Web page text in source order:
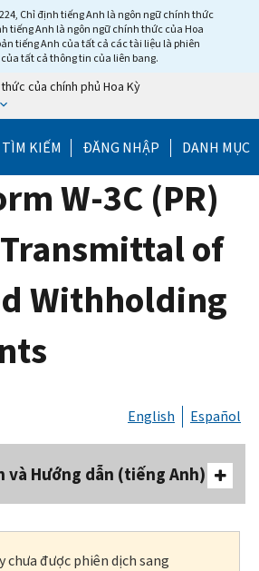
Chỉ định tiếng Anh là ngôn ngữ chính thức
tiếng Anh là ngôn ngữ chính thức của Hoa
tiếng Anh của tất cả các tài liệu là phiên
tất cả thông tin của liên bang.
của chính phủ Hoa Kỳ
TÌM KIẾM ĐĂNG NHẬP DANH MỤC
W-3C (PR)
of
Withholding
English Español
và Hướng dẫn (tiếng Anh)
chưa được phiên dịch sang